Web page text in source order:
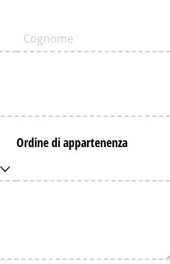
Ordine di appartenenza